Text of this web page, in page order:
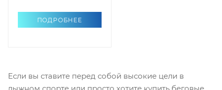
ПОДРОБНЕЕ
Если вы ставите перед собой высокие цели в